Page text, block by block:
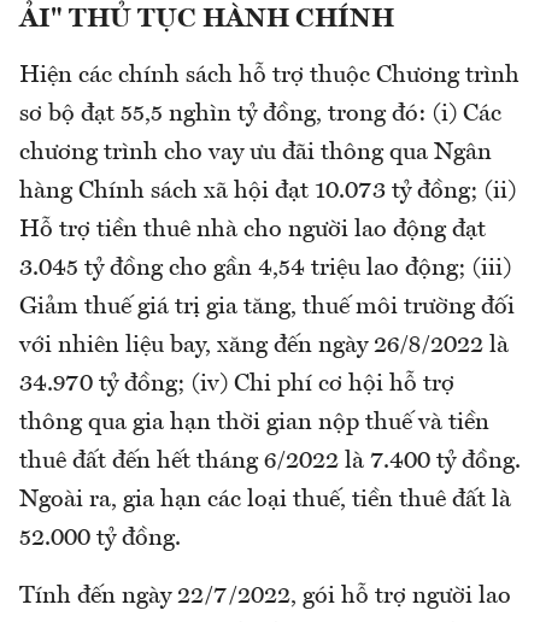
ẢI" THỦ TỤC HÀNH CHÍNH
Hiện các chính sách hỗ trợ thuộc Chương trình
sơ bộ đạt 55,5 nghìn tỷ đồng, trong đó: (i) Các
chương trình cho vay ưu đãi thông qua Ngân
hàng Chính sách xã hội đạt 10.073 tỷ đồng; (ii)
Hỗ trợ tiền thuê nhà cho người lao động đạt
3.045 tỷ đồng cho gần 4,54 triệu lao động; (iii)
Giảm thuế giá trị gia tăng, thuế môi trường đối
với nhiên liệu bay, xăng đến ngày 26/8/2022 là
34.970 tỷ đồng; (iv) Chi phí cơ hội hỗ trợ
thông qua gia hạn thời gian nộp thuế và tiền
thuê đất đến hết tháng 6/2022 là 7.400 tỷ đồng.
Ngoài ra, gia hạn các loại thuế, tiền thuê đất là
52.000 tỷ đồng.
Tính đến ngày 22/7/2022, gói hỗ trợ người lao